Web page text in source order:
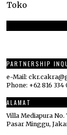
Toko
PARTNERSHIP
e-Mail:
Phone: +62 816 334
ALAMAT
Villa Mediapura No.
Pasar Minggu,